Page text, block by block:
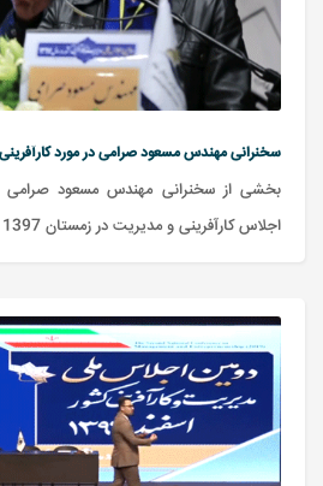
سخنرانی مهندس مسعود صرامی در مورد کارآفرینی
بخشی از سخنرانی مهندس مسعود صرامی
اجلاس کارآفرینی و مدیریت در زمستان 1397